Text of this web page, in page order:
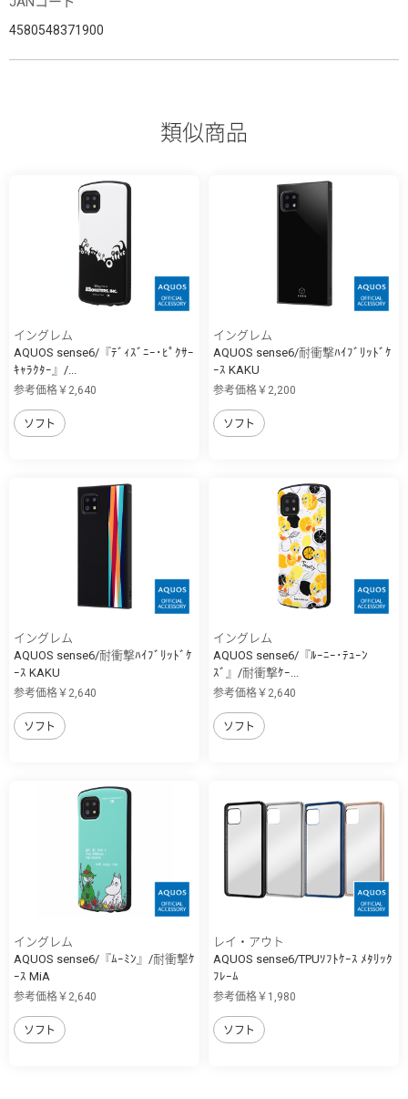
4580548371900
類似商品
イングレム
AQUOS sense6/『ﾃﾞｨｽﾞﾆｰ･ﾋﾟｸｻｰ
ｷｬﾗｸﾀｰ』/...
参考価格￥2,640
ソフト
イングレム
AQUOS sense6/耐衝撃ﾊｲﾌﾞﾘｯﾄﾞｹ
ｰｽ KAKU
参考価格￥2,200
ソフト
イングレム
AQUOS sense6/耐衝撃ﾊｲﾌﾞﾘｯﾄﾞｹ
ｰｽ KAKU
参考価格￥2,640
ソフト
イングレム
AQUOS sense6/『ﾙｰﾆｰ･ﾃｭｰﾝ
ｽﾞ』/耐衝撃ｹｰ...
参考価格￥2,640
ソフト
イングレム
AQUOS sense6/『ﾑｰﾐﾝ』/耐衝撃ｹ
ｰｽ MiA
参考価格￥2,640
ソフト
レイ・アウト
AQUOS sense6/TPUｿﾌﾄｹｰｽ ﾒﾀﾘｯｸ
ﾌﾚｰﾑ
参考価格￥1,980
ソフト